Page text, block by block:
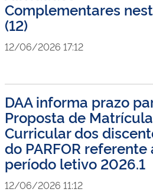
Complementares
(12)
12/06/2026 17:12
DAA informa prazo
Proposta de Matrícula
Curricular dos
do PARFOR referente
período letivo 2026.1
12/06/2026 11:12